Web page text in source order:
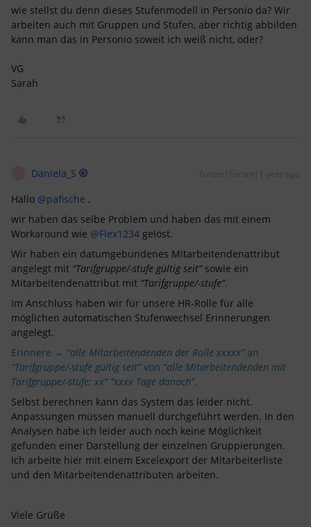
wie stellst du denn dieses Stufenmodell in Personio da? Wir
arbeiten auch mit Gruppen und Stufen, aber richtig abbilden
kann man das in Personio soweit ich weiß nicht, oder?
VG
Sarah
Daniela_S Forum|Forum|1 year ago
Hallo ​ @pafische ,
wir haben das selbe Problem und haben das mit einem
Workaround wie ​ @Flex1234 gelöst.
Wir haben ein datumgebundenes Mitarbeitendenattribut
angelegt mit “Tarifgruppe/-stufe gültig seit”sowie ein
Mitarbeitendenattribut mit “Tarifgruppe/-stufe”.
Im Anschluss haben wir für unsere HR-Rolle für alle
möglichen automatischen Stufenwechsel Erinnerungen
angelegt.
Erinnere → “alle Mitarbeitendenden der Rolle xxxxx”an
“Tarifgruppe/-stufe gültig seit”von “alle Mitarbeitendenden mit
Tarifgruppe/-stufe: xx” “xxxx Tage danach”.
Selbst berechnen kann das System das leider nicht.
Anpassungen müssen manuell durchgeführt werden. In den
Analysen habe ich leider auch noch keine Möglichkeit
gefunden einer Darstellung der einzelnen Gruppierungen.
Ich arbeite hier mit einem Excelexport der Mitarbeiterliste
und den Mitarbeitendenattributen arbeiten.
Viele Grüße